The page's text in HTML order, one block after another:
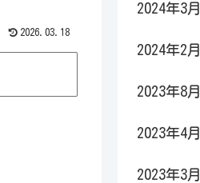
2026.03.18
2024年3月
2024年2月
2023年8月
2023年4月
2023年3月